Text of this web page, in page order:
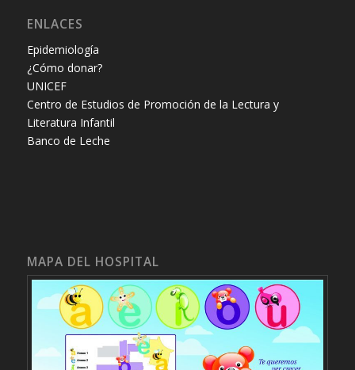
ENLACES
Epidemiología
¿Cómo donar?
UNICEF
Centro de Estudios de Promoción de la Lectura y
Literatura Infantil
Banco de Leche
MAPA DEL HOSPITAL